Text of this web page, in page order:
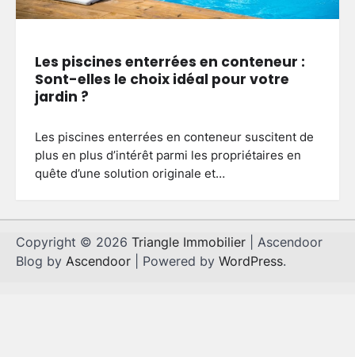
Les piscines enterrées en conteneur :
Sont-elles le choix idéal pour votre
jardin ?
Les piscines enterrées en conteneur suscitent de
plus en plus d’intérêt parmi les propriétaires en
quête d’une solution originale et…
Copyright © 2026 Triangle Immobilier | Ascendoor
Blog by Ascendoor | Powered by WordPress.